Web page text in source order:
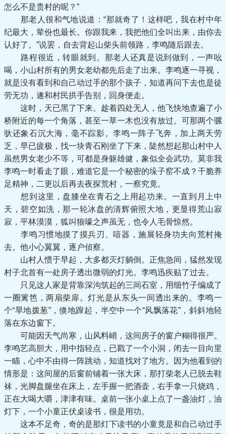
怎么不是贵村的呢？”
那老人很和气地说道：“那就奇了！这样吧，我在村中年
纪最大，辈份也最长。你跟我来，我把他们全叫出来，由你去
认好了。”说罢，自去背起山柴头前领路，李鸣随后跟去。
路程很近，转眼就到。那老人还真是说到做到，一声吆
喝，小山村所有的男女老幼都先后走了出来。李鸣逐一寻视，
就是没有看到和自己动过手的那个孩子，知道再问下去也是徒
劳无功，遂和村民拱手告别，回身便走。
这时，天已黑了下来。趁着四处无人，他飞快地查遍了小
桥附近的每一个角落，甚至一草一木也没有放过。可那两个骡
驮还象石沉大海，毫不踪影。李鸣一阵子飞奔，加上两天劳
乏，早已疲极，找一块青石刚坐了下来，陡然想起那山村中人
虽然男女老少不等，可都是身躯雄健，象似全会武功。莫非我
李鸣一时看走了眼，难道它是一个秘密的垛子窑不成？干脆养
足精神，二更以后再去夜探荒村，一察究竟。
想到这里，盘膝坐在青石之上用起功来。一直到月上中
天，碧空如洗，那一轮冰盘的清辉俯照大地，更显得荒山寂
寂，平林漠漠，狐叫狼嚎之声虽无，也令人毛骨惊然。
李鸣习惯地摸了摸兵刃、喑器，施展轻身功夫向荒村掩
去。他小心翼翼，逐户侦察。
山村人惯于早起，大多都灭灯躺倒。正焦急间，猛然发现
村子北首有一处房子透出微弱的灯光。李鸣迅疾贴了过去。
只见这人家是背靠深沟筑起的三间石室，用细竹子编成了
一圈篱笆，两扇柴扉。灯光是从东头一间透出来的。李鸣一
个“旱地拨葱”，倏地蹿起，半空中一个“风飘落花”，斜斜地轻
落在东边窗下。
可能因天气尚寒，山风料峭，这间房子的窗户糊得很严。
李鸣艺高胆大，用中指轻点，已戳了一个小洞，闭去一目向里
一瞄，心中不由得一阵跳动，知道找对了地方。因为他看到的
情形是：这间屋的后窗前铺着一张大床，那打柴老人已脱去鞋
袜，光脚盘腿坐在床上，左手握一把酒壶，右手拿一只烧鸡，
正在大喝大嚼，津津有味。桌前一张小桌上点了一盏油灯，油
灯下，一个小童正伏桌读书，很是用功。
这本不足奇，奇的是那灯下读书的小童竟是和自己动过手